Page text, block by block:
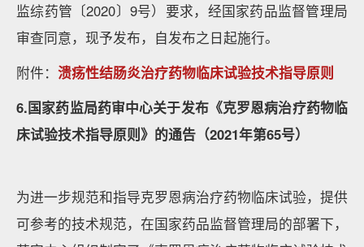
监综药管〔2020〕9号）要求，经国家药品监督管理局
审查同意，现予发布，自发布之日起施行。
附件： 溃疡性结肠炎治疗药物临床试验技术指导原则
6.国家药监局药审中心关于发布《克罗恩病治疗药物临
床试验技术指导原则》的通告（2021年第65号）
为进一步规范和指导克罗恩病治疗药物临床试验，提供
可参考的技术规范，在国家药品监督管理局的部署下，